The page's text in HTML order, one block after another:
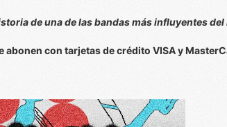
de una de las bandas más influyentes
con tarjetas de crédito VISA y